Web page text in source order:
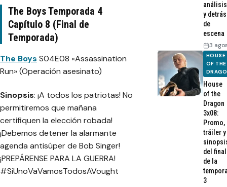
The Boys Temporada 4
Capítulo 8 (Final de
Temporada)
The Boys S04E08 «Assassination
Run» (Operación asesinato)
Sinopsis: ¡A todos los patriotas! No
permitiremos que mañana
certifiquen la elección robada!
¡Debemos detener la alarmante
agenda antisúper de Bob Singer!
¡PREPÁRENSE PARA LA GUERRA!
#SiUnoVaVamosTodosAVought
análisis
y detrás
de
escena
3
HOUSE
OF THE
House
of the
Dragon
3x08:
Promo,
tráiler y
del final
de la
3